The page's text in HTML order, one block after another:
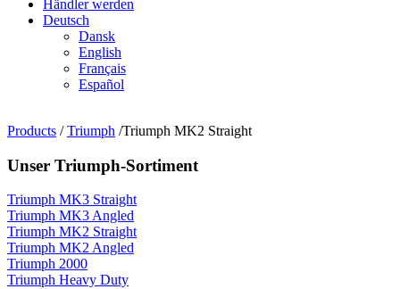
Händler werden
Deutsch
Dansk
English
Français
Español
Products /Triumph /Triumph MK2 Straight
Unser Triumph-Sortiment
Triumph MK3 Straight
Triumph MK3 Angled
Triumph MK2 Straight
Triumph MK2 Angled
Triumph 2000
Triumph Heavy Duty